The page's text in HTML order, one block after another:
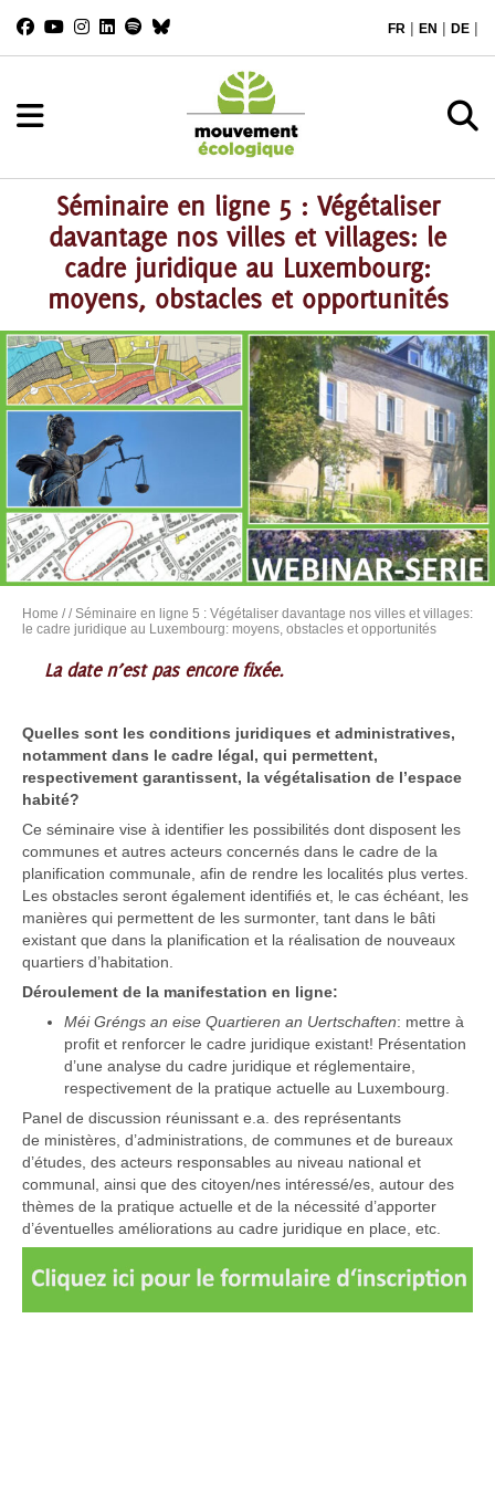
FR | EN | DE |
Séminaire en ligne 5 : Végétaliser
davantage nos villes et villages: le
cadre juridique au Luxembourg:
moyens, obstacles et opportunités
Home // Séminaire en ligne 5 : Végétaliser davantage nos villes et villages:
le cadre juridique au Luxembourg: moyens, obstacles et opportunités
La date n’est pas encore fixée.
Quelles sont les conditions juridiques et administratives,
notamment dans le cadre légal, qui permettent,
respectivement garantissent, la végétalisation de l’espace
habité?
Ce séminaire vise à identifier les possibilités dont disposent les
communes et autres acteurs concernés dans le cadre de la
planification communale, afin de rendre les localités plus vertes.
Les obstacles seront également identifiés et, le cas échéant, les
manières qui permettent de les surmonter, tant dans le bâti
existant que dans la planification et la réalisation de nouveaux
quartiers d’habitation.
Déroulement de la manifestation en ligne:
Méi Gréngs an eise Quartieren an Uertschaften: mettre à
profit et renforcer le cadre juridique existant! Présentation
d’une analyse du cadre juridique et réglementaire,
respectivement de la pratique actuelle au Luxembourg.
Panel de discussion réunissant e.a. des représentants
de ministères, d’administrations, de communes et de bureaux
d’études, des acteurs responsables au niveau national et
communal, ainsi que des citoyen/nes intéressé/es, autour des
thèmes de la pratique actuelle et de la nécessité d’apporter
d’éventuelles améliorations au cadre juridique en place, etc.